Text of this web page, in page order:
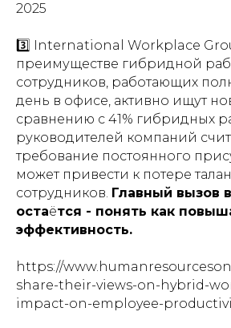
2025
3️⃣ International Workplace
преимуществе гибридной
сотрудников, работающих
день в офисе, активно ищут
сравнению с 41% гибридных
руководителей компаний
требование постоянного
может привести к потере
сотрудников. Главный вызов
остаётся - понять как
эффективность.
https://
share-their-views-on-hybrid-
impact-on-employee-